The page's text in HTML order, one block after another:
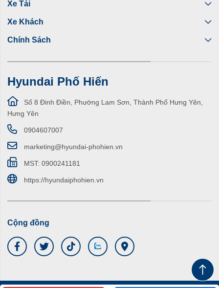
Xe Tải
Xe Khách
Chính Sách
Hyundai Phố Hiến
Số 8 Đinh Điền, Phường Lam Sơn, Thành Phố Hưng Yên,
Hưng Yên
0904607007
marketing@hyundai-phohien.vn
MST: 0900241181
https://hyundaiphohien.vn
Cộng đồng